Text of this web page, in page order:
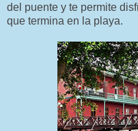
del puente y te permite
que termina en la playa.